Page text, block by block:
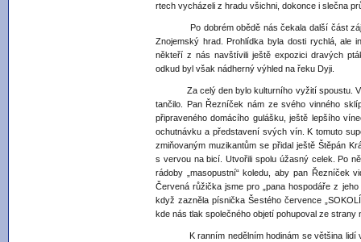
rtech vycházeli z hradu všichni, dokonce i slečna
Po dobrém obědě nás čekala další část
Znojemský hrad. Prohlídka byla dosti rychlá, ale
někteří z nás navštívili ještě expozici dravých
odkud byl však nádherný výhled na řeku Dyji.
Za celý den bylo kulturního vyžití spoustu. V
tančilo. Pan Řezníček nám ze svého vinného
připraveného domácího gulášku, ještě lepšího
ochutnávku a představení svých vín. K tomuto
zmiňovaným muzikantům se přidal ještě Štěpán
s vervou na bicí. Utvořili spolu úžasný celek. Po
rádoby „masopustní“ koledu, aby pan Řezníček
Červená růžička jsme pro „pana hospodáře z
když zazněla písnička Šestého července
kde nás tlak společného objetí pohupoval ze strany
K ranním nedělním hodinám se většina lidí